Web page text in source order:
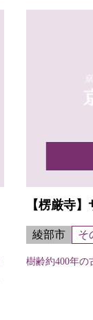
【楞厳寺
綾部市 そ
樹齢約400年の